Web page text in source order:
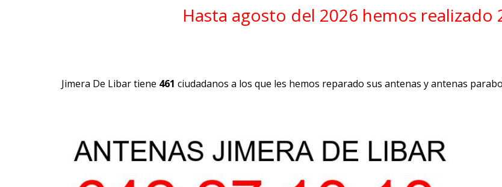
Hasta agosto del 2026 hemos realizado
Jimera De Libar tiene 461 ciudadanos a los que les hemos reparado sus antenas y antenas